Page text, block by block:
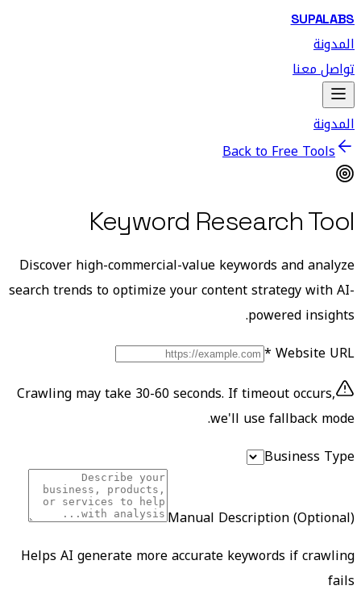
SUPALABS
المدونة
تواصل معنا
المدونة
Back to Free Tools
Keyword Research Tool
Discover high-commercial-value keywords and analyze
search trends to optimize your content strategy with AI-
powered insights.
Website URL *
Crawling may take 30-60 seconds. If timeout occurs,
we'll use fallback mode.
Business Type
Manual Description (Optional)
Helps AI generate more accurate keywords if crawling
fails